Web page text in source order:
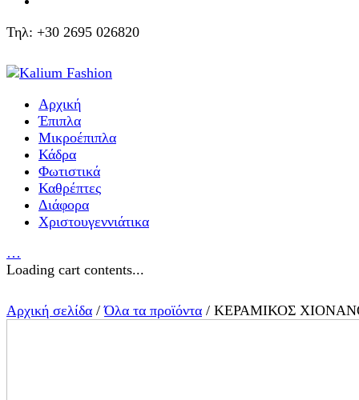
Τηλ: +30 2695 026820
Αρχική
Έπιπλα
Μικροέπιπλα
Κάδρα
Φωτιστικά
Καθρέπτες
Διάφορα
Χριστουγεννιάτικα
…
Loading cart contents...
Αρχική σελίδα /Όλα τα προϊόντα / ΚΕΡΑΜΙΚΟΣ